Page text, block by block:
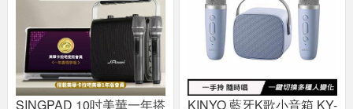
SINGPAD 10吋美華一年搭
KINYO 藍牙K歌小音箱 KY-